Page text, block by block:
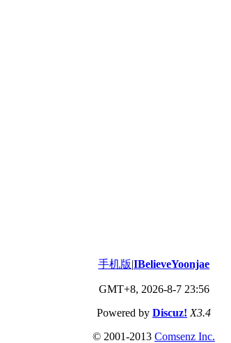
手机版|IBelieveYoonjae
GMT+8, 2026-8-7 23:56
Powered by Discuz! X3.4
© 2001-2013 Comsenz Inc.